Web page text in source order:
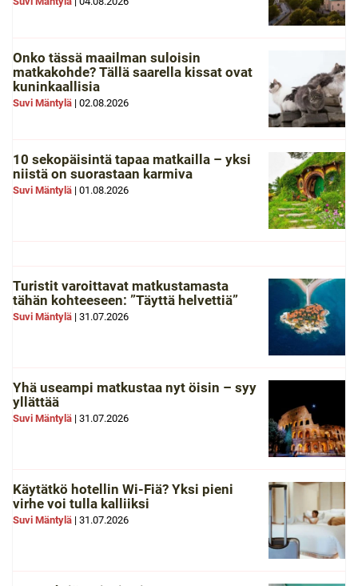
Onko tässä maailman suloisin
matkakohde? Tällä saarella kissat ovat
kuninkaallisia
Suvi Mäntylä | 02.08.2026
10 sekopäisintä tapaa matkailla – yksi
niistä on suorastaan karmiva
Suvi Mäntylä | 01.08.2026
Turistit varoittavat matkustamasta
tähän kohteeseen: ”Täyttä helvettiä”
Suvi Mäntylä | 31.07.2026
Yhä useampi matkustaa nyt öisin – syy
yllättää
Suvi Mäntylä | 31.07.2026
Käytätkö hotellin Wi-Fiä? Yksi pieni
virhe voi tulla kalliiksi
Suvi Mäntylä | 31.07.2026